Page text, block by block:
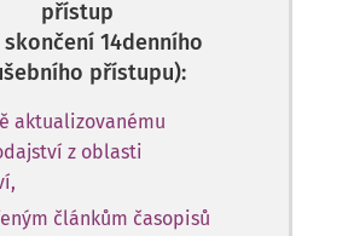
přístup
14denního
přístupu):
aktualizovanému
z oblasti
článkům časopisů